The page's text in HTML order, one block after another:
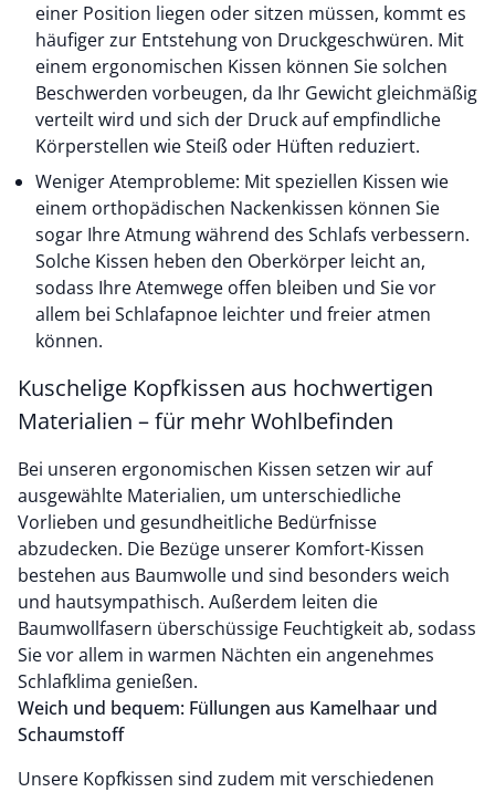
einer Position liegen oder sitzen müssen, kommt es
häufiger zur Entstehung von Druckgeschwüren. Mit
einem ergonomischen Kissen können Sie solchen
Beschwerden vorbeugen, da Ihr Gewicht gleichmäßig
verteilt wird und sich der Druck auf empfindliche
Körperstellen wie Steiß oder Hüften reduziert.
Weniger Atemprobleme: Mit speziellen Kissen wie
einem orthopädischen Nackenkissen können Sie
sogar Ihre Atmung während des Schlafs verbessern.
Solche Kissen heben den Oberkörper leicht an,
sodass Ihre Atemwege offen bleiben und Sie vor
allem bei Schlafapnoe leichter und freier atmen
können.
Kuschelige Kopfkissen aus hochwertigen
Materialien – für mehr Wohlbefinden
Bei unseren ergonomischen Kissen setzen wir auf
ausgewählte Materialien, um unterschiedliche
Vorlieben und gesundheitliche Bedürfnisse
abzudecken. Die Bezüge unserer Komfort-Kissen
bestehen aus Baumwolle und sind besonders weich
und hautsympathisch. Außerdem leiten die
Baumwollfasern überschüssige Feuchtigkeit ab, sodass
Sie vor allem in warmen Nächten ein angenehmes
Schlafklima genießen.
Weich und bequem: Füllungen aus Kamelhaar und
Schaumstoff
Unsere Kopfkissen sind zudem mit verschiedenen